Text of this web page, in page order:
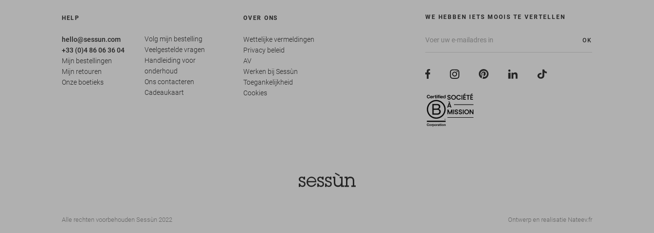
HELP
hello@sessun.com
+33 (0)4 86 06 36 04
Mijn bestellingen
Mijn retouren
Onze boetieks
Volg mijn bestelling
Veelgestelde vragen
Handleiding voor
onderhoud
Ons contacteren
Cadeaukaart
OVER ONS
Wettelijke vermeldingen
Privacy beleid
AV
Werken bij Sessùn
Toegankelijkheid
Cookies
WE HEBBEN IETS MOOIS TE VERTELLEN
OK
Alle rechten voorbehouden Sessùn 2022 Ontwerp en realisatie Nateev.fr